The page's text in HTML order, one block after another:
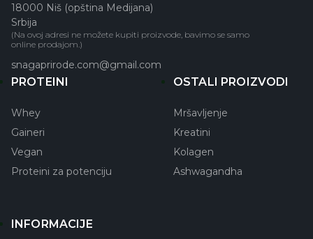
18000 Niš (opština Medijana)
Srbija
(Na ovoj adresi ne možete kupiti proizvode, bavimo se samo
online prodajom.)
snagaprirode.com@gmail.com
PROTEINI
Whey
Gaineri
Vegan
Proteini za potenciju
OSTALI PROIZVODI
Mršavljenje
Kreatini
Kolagen
Ashwagandha
INFORMACIJE